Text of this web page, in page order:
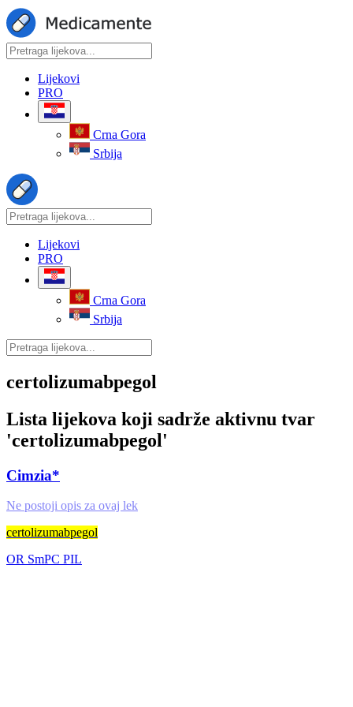
Lijekovi
PRO
Crna Gora
Srbija
Lijekovi
PRO
Crna Gora
Srbija
certolizumabpegol
Lista lijekova koji sadrže aktivnu tvar
'certolizumabpegol'
Cimzia*
Ne postoji opis za ovaj lek
certolizumabpegol
OR SmPC PIL